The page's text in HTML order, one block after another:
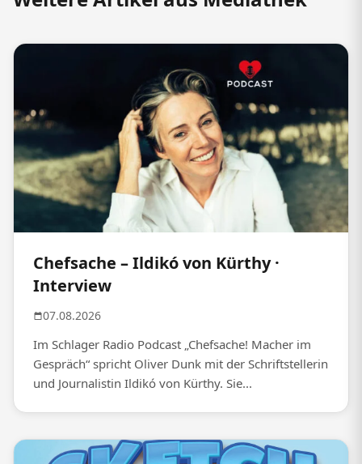
Chefsache – Ildikó von Kürthy ·
Interview
07.08.2026
Im Schlager Radio Podcast „Chefsache! Macher im
Gespräch“ spricht Oliver Dunk mit der Schriftstellerin
und Journalistin Ildikó von Kürthy. Sie...